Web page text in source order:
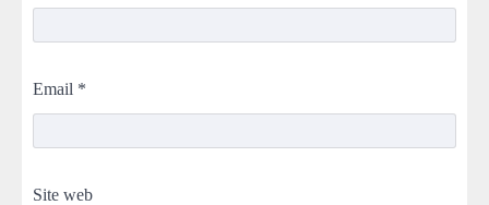
Email *
Site web